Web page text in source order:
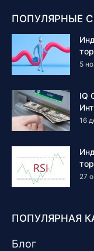
ПОПУЛЯРНЫЕ
5
IQ
16
27
ПОПУЛЯРНАЯ
Блог